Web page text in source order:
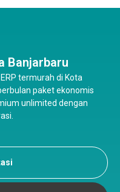
Banjarbaru
termurah di Kota
paket ekonomis
unlimited dengan